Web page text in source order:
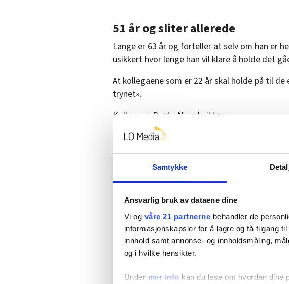
Samtykke
Ansvarlig bruk av dataene dine
Vi og våre 21 partnerne behandler de
informasjonskapsler for å lagre og få tilgang
innhold samt annonse- og innholdsmåling,
og i hvilke hensikter.
Under mer info kan du lese om hvordan dine
51 år og sliter allerede
Lange er 63 år og forteller at selv om han er
usikkert hvor lenge han vil klare å holde det
At kollegaene som er 22 år skal holde på til de
trynet».
Kollegaen Bente Nagel nikker.
Hun jobber inne på søppelanlegget og står
– Jeg vil ikke klare å stå i jobb til jeg er 68 år.
det. Jeg mangler noen sener og sliter